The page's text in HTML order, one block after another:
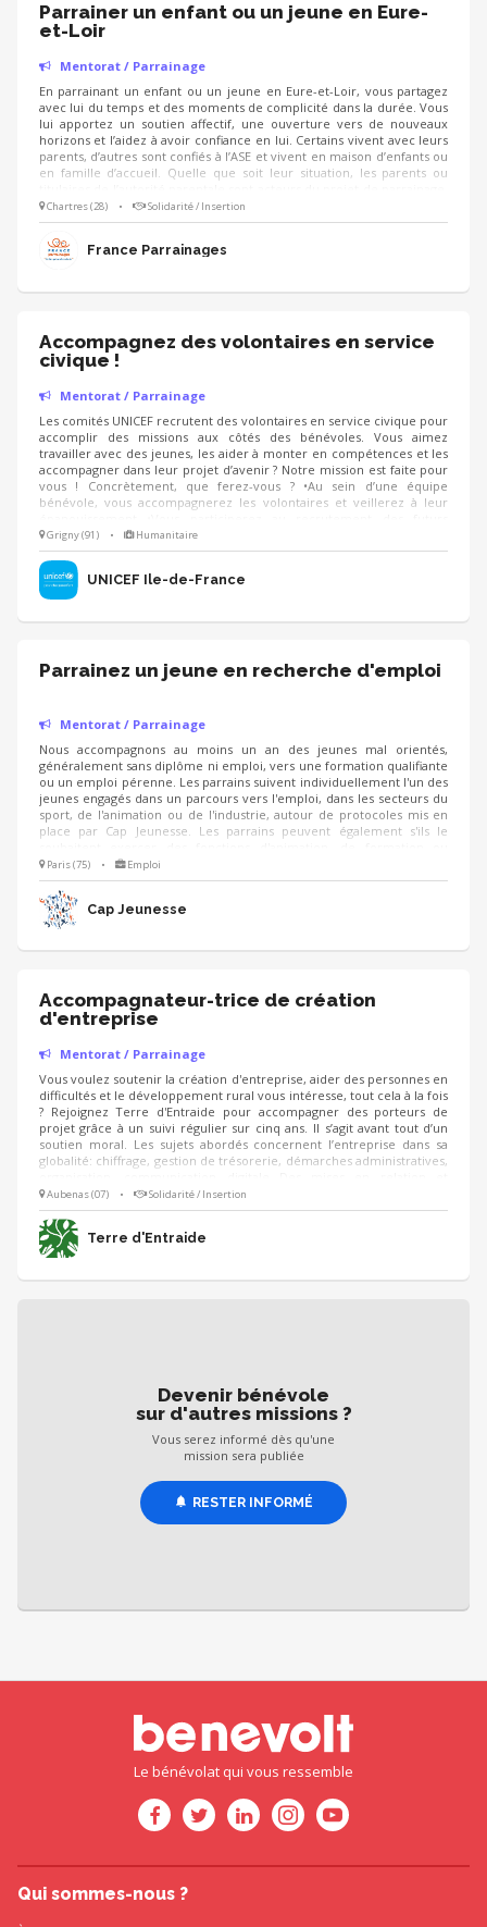
Parrainer un enfant ou un jeune en Eure-
et-Loir
Mentorat / Parrainage
En parrainant un enfant ou un jeune en Eure-et-Loir, vous partagez
avec lui du temps et des moments de complicité dans la durée. Vous
lui apportez un soutien affectif, une ouverture vers de nouveaux
horizons et l’aidez à avoir confiance en lui. Certains vivent avec leurs
parents, d’autres sont confiés à l’ASE et vivent en maison d’enfants ou
en famille d’accueil. Quelle que soit leur situation, les parents ou
Que vous soyez en couple, avec ou sans enfant, actif ou retraité, vous
pouvez devenir parrain ou marraine de cœur. Il suffit d’avoir envie de
partager du temps avec un enfant ou un jeune vulnérable.
Chartres (28) • Solidarité / Insertion
France Parrainages
Accompagnez des volontaires en service
civique !
Mentorat / Parrainage
Les comités UNICEF recrutent des volontaires en service civique pour
accomplir des missions aux côtés des bénévoles. Vous aimez
travailler avec des jeunes, les aider à monter en compétences et les
accompagner dans leur projet d’avenir ? Notre mission est faite pour
vous ! Concrètement, que ferez-vous ? •Au sein d’une équipe
bénévole, vous accompagnerez les volontaires et veillerez à leur
volontaires •Vous participerez à leur accueil au sein de l’équipe
bénévole locale pour faciliter leur intégration •Vous organiserez un
suivi régulier de leur activité et de leurs missions •Vous les aiderez à
construire leur projet d'avenir
Grigny (91) • Humanitaire
UNICEF Île-de-France
Parrainez un jeune en recherche d'emploi
Mentorat / Parrainage
Nous accompagnons au moins un an des jeunes mal orientés,
généralement sans diplôme ni emploi, vers une formation qualifiante
ou un emploi pérenne. Les parrains suivent individuellement l'un des
jeunes engagés dans un parcours vers l'emploi, dans les secteurs du
sport, de l'animation ou de l'industrie, autour de protocoles mis en
place par Cap Jeunesse. Les parrains peuvent également s'ils le
d'administration dans l'association.
Paris (75) • Emploi
Cap Jeunesse
Accompagnateur-trice de création
d'entreprise
Mentorat / Parrainage
Vous voulez soutenir la création d'entreprise, aider des personnes en
difficultés et le développement rural vous intéresse, tout cela à la fois
? Rejoignez Terre d'Entraide pour accompagner des porteurs de
projet grâce à un suivi régulier sur cinq ans. Il s’agit avant tout d’un
soutien moral. Les sujets abordés concernent l’entreprise dans sa
globalité: chiffrage, gestion de trésorerie, démarches administratives,
intégration dans des réseaux plus larges peuvent également être
proposés.
Aubenas (07) • Solidarité / Insertion
Terre d'Entraide
Devenir bénévole
sur d'autres missions ?
Vous serez informé dès qu'une
mission sera publiée
RESTER INFORMÉ
Le bénévolat qui vous ressemble
Qui sommes-nous ?